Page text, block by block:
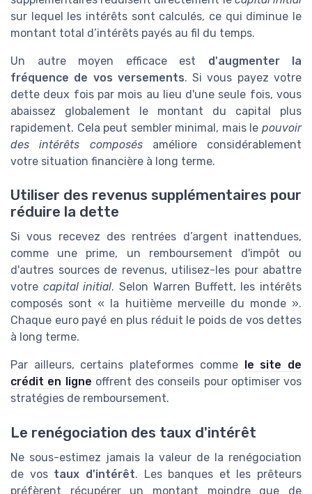
sur lequel les intérêts sont calculés, ce qui diminue le
montant total d’intérêts payés au fil du temps.
Un autre moyen efficace est d'augmenter la
fréquence de vos versements. Si vous payez votre
dette deux fois par mois au lieu d'une seule fois, vous
abaissez globalement le montant du capital plus
rapidement. Cela peut sembler minimal, mais le pouvoir
des intérêts composésaméliore considérablement
votre situation financière à long terme.
Utiliser des revenus supplémentaires pour
réduire la dette
Si vous recevez des rentrées d’argent inattendues,
comme une prime, un remboursement d'impôt ou
d'autres sources de revenus, utilisez-les pour abattre
votre capital initial. Selon Warren Buffett, les intérêts
composés sont « la huitième merveille du monde ».
Chaque euro payé en plus réduit le poids de vos dettes
à long terme.
Par ailleurs, certains plateformes comme
le site de
crédit en ligne offrent des conseils pour optimiser vos
stratégies de remboursement.
Le renégociation des taux d'intérêt
Ne sous-estimez jamais la valeur de la renégociation
de vos taux d'intérêt. Les banques et les prêteurs
préfèrent récupérer un montant moindre que de